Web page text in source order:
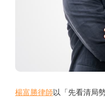
楊富勝律師以「先看清局